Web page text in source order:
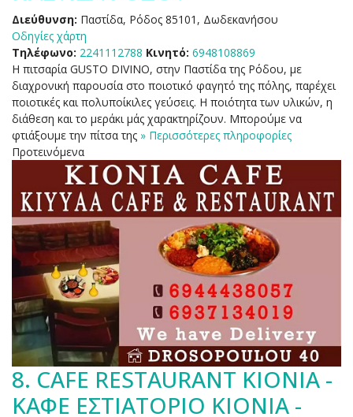
Διεύθυνση: Παστίδα, Ρόδος 85101, Δωδεκανήσου
Οδηγίες χάρτη
Τηλέφωνο: 2241112788 Κινητό: 6948108869
Η πιτσαρία GUSTO DIVINO, στην Παστίδα της Ρόδου, με
διαχρονική παρουσία στο ποιοτικό φαγητό της πόλης, παρέχει
ποιοτικές και πολυποίκιλες γεύσεις. Η ποιότητα των υλικών, η
διάθεση και το μεράκι μάς χαρακτηρίζουν. Μπορούμε να
φτιάξουμε την πίτσα της » Περισσότερες πληροφορίες
Προτεινόμενα
8. CAFE RESTAURANT KIONIA -
ΚΑΦΕ ΕΣΤΙΑΤΟΡΙΟ ΚΙΟΝΙΑ -